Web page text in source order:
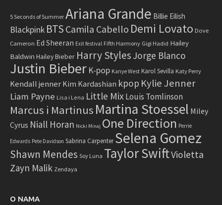
5 Seconds of Summer Ariana Grande Billie Eilish
Blackpink BTS Camila Cabello Demi Lovato Dove
Cameron Ed Sheeran Exit festival Fifth Harmony Gigi Hadid Hailey
Baldwin Hailey Bieber Harry Styles Jorge Blanco
Justin Bieber K-pop Kanye West Karol Sevilla Katy Perry
Kendall jenner Kim Kardashian kpop Kylie Jenner
Liam Payne Lisa i Lena Little MixLouis Tomlinson
Marcus i Martinus Martina Stoessel Miley
Cyrus Niall Horan Nicki Minaj One Direction Perrie
Edwards Pete Davidson Sabrina Carpenter Selena Gomez
Shawn Mendes Soy Luna Taylor SwiftVioletta
Zayn Malik Zendaya
O NAMA